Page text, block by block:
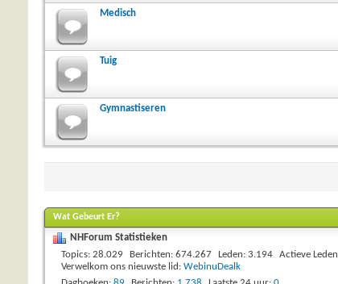
Medisch
Tuig
Gymnastiseren
Wat Gebeurt Er?
NHForum Statistieken
Topics 28.029 Berichten 674.267 Leden 3.194 Actieve Leden
Verwelkom ons nieuwste lid: WebinuDealk